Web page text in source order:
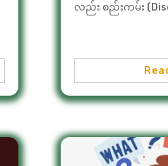
လည်း စည်းကမ်း